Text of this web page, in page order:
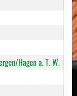
Hagen a. T. W.